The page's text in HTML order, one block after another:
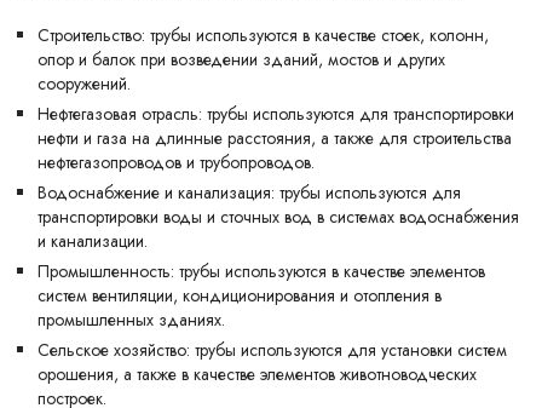
Строительство: трубы используются в качестве стоек, колонн,
опор и балок при возведении зданий, мостов и других
сооружений.
Нефтегазовая отрасль: трубы используются для транспортировки
нефти и газа на длинные расстояния, а также для строительства
нефтегазопроводов и трубопроводов.
Водоснабжение и канализация: трубы используются для
транспортировки воды и сточных вод в системах водоснабжения
и канализации.
Промышленность: трубы используются в качестве элементов
систем вентиляции, кондиционирования и отопления в
промышленных зданиях.
Сельское хозяйство: трубы используются для установки систем
орошения, а также в качестве элементов животноводческих
построек.